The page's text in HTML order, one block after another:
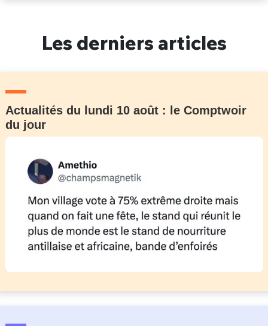
Les derniers articles
Actualités du lundi 10 août : le Comptwoir
du jour